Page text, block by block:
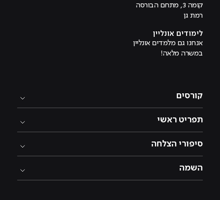
קומה 3, מתחם הבורסה
רמת גן
לימודים אונליין
אנחנו גם מלמדים אונליין
במשרה מלאה!
קורסים
תפריט ראשי
סיפורי הצלחה
השמה